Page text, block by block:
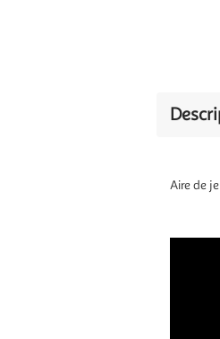
Aire de